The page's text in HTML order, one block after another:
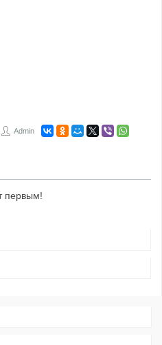
Admin
первым!